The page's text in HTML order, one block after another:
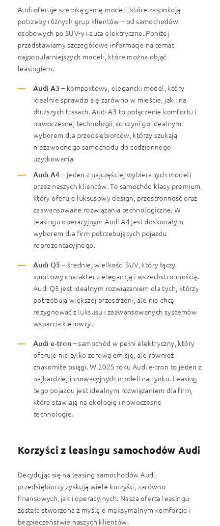
Audi oferuje szeroką gamę modeli, które zaspokoją
potrzeby różnych grup klientów – od samochodów
osobowych po SUV-y i auta elektryczne. Poniżej
przedstawiamy szczegółowe informacje na temat
najpopularniejszych modeli, które można objąć
leasingiem.
Audi A3 – kompaktowy, elegancki model, który
idealnie sprawdzi się zarówno w mieście, jak i na
dłuższych trasach. Audi A3 to połączenie komfortu i
nowoczesnej technologii, co czyni go idealnym
wyborem dla przedsiębiorców, którzy szukają
niezawodnego samochodu do codziennego
użytkowania.
Audi A4 – jeden z najczęściej wybieranych modeli
przez naszych klientów. To samochód klasy premium,
który oferuje luksusowy design, przestronność oraz
zaawansowane rozwiązania technologiczne. W
leasingu operacyjnym Audi A4 jest doskonałym
wyborem dla firm potrzebujących pojazdu
reprezentacyjnego.
Audi Q5 – średniej wielkości SUV, który łączy
sportowy charakter z elegancją i wszechstronnością.
Audi Q5 jest idealnym rozwiązaniem dla tych, którzy
potrzebują większej przestrzeni, ale nie chcą
rezygnować z luksusu i zaawansowanych systemów
wsparcia kierowcy.
Audi e-tron – samochód w pełni elektryczny, który
oferuje nie tylko zerową emisję, ale również
znakomite osiągi. W 2025 roku Audi e-tron to jeden z
najbardziej innowacyjnych modeli na rynku. Leasing
tego pojazdu jest idealnym rozwiązaniem dla firm,
które stawiają na ekologię i nowoczesne
technologie.
Korzyści z leasingu samochodów Audi
Decydując się na leasing samochodów Audi,
przedsiębiorcy zyskują wiele korzyści, zarówno
finansowych, jak i operacyjnych. Nasza oferta leasingu
została stworzona z myślą o maksymalnym komforcie i
bezpieczeństwie naszych klientów.